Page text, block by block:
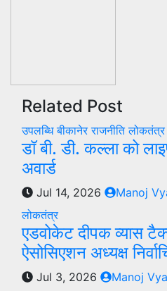
Related Post
उपलब्धिबीकानेरराजनीतिलोकतंत्र
डॉ बी. डी. कल्ला को
अवार्ड
Jul 14, 2026
Manoj
लोकतंत्र
एडवोकेट दीपक व्यास
ऐसोसिएशन अध्यक्ष
Jul 3, 2026
Manoj